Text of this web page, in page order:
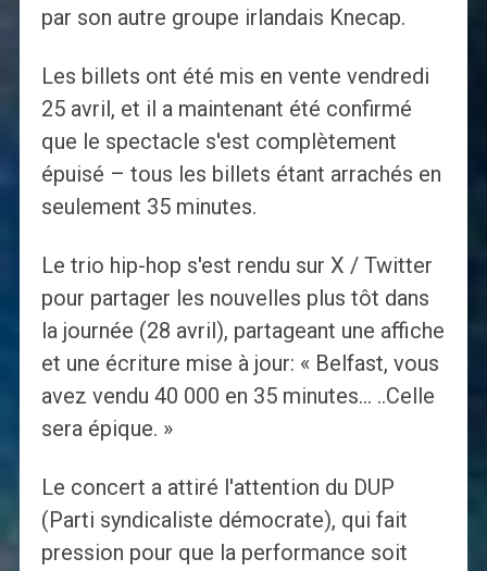
par son autre groupe irlandais Knecap.
Les billets ont été mis en vente vendredi
25 avril, et il a maintenant été confirmé
que le spectacle s'est complètement
épuisé – tous les billets étant arrachés en
seulement 35 minutes.
Le trio hip-hop s'est rendu sur X / Twitter
pour partager les nouvelles plus tôt dans
la journée (28 avril), partageant une affiche
et une écriture mise à jour: « Belfast, vous
avez vendu 40 000 en 35 minutes… ..Celle
sera épique. »
Le concert a attiré l'attention du DUP
(Parti syndicaliste démocrate), qui fait
pression pour que la performance soit